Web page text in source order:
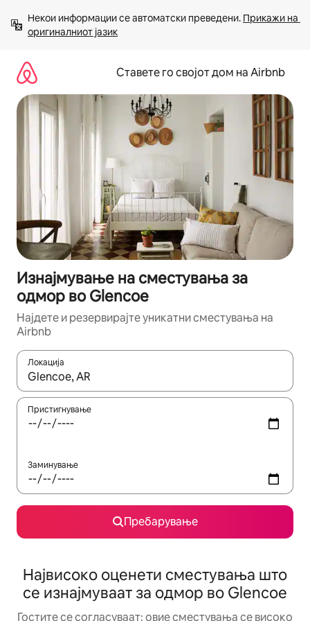
содржина
Некои информации се автоматски преведени. Прикажи на
оригиналниот јазик
Ставете го својот дом на Airbnb
Изнајмување на сместувања за
одмор во Glencoe
Најдете и резервирајте уникатни сместувања на
Airbnb
Локација
Кога резултатите се достапни, движете се со копчињата
Пристигнување
Заминување
Пребарување
Највисоко оценети сместувања што
се изнајмуваат за одмор во Glencoe
Гостите се согласуваат: овие сместувања се високо